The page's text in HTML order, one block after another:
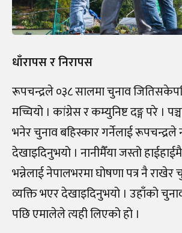
धाँरापस र निरापस
रूपचन्द्रले ०३८ सालमा चुनाव
मच्चियो । कांग्रेस र कम्युनिष्ट दङ्ग परे ।
भनेर चुनाव बहिस्कार गर्नेलाई रूपचन्द्रले
देखाइदिनुभयो । नानीमैँया जस्तो
भन्नेलाई नेपालभरमा घोषणा पत्र नै
व्यक्ति भएर देखाइदिनुभयो । उहाँको
पछि एमालेले त्यही लिएको हो ।